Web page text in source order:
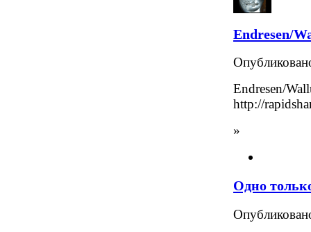
Endresen/
Endresen/
http://
»
Одно